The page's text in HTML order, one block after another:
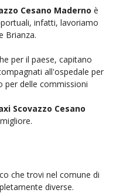
Cesano Maderno è
infatti, lavoriamo
Brianza.
per il paese, capitano
all'ospedale per
per delle commissioni
Scovazzo Cesano
che trovi nel comune di
diverse.